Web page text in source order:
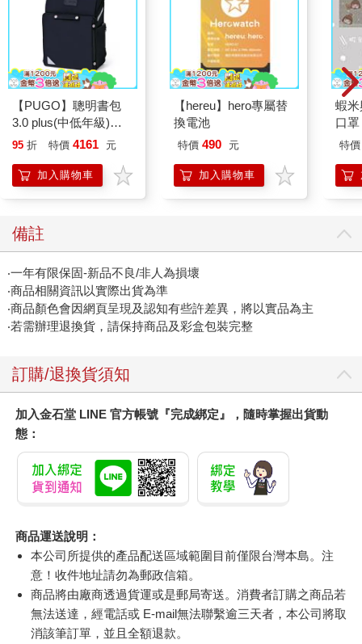
【PUGO】聰明書包
3.0 plus(中低年級)酷
黑 全新進化玩美上市
95 折 特價 4161 元
加入購物車
【hereu】hero專屬替
換電池
特價 490 元
加入購物車
蝦
口
特價
備註
‧一年有限保固-新品不良/非人為損壞
‧商品相關資訊以實際出貨為準
‧商品顏色會因網頁呈現及認知有些許差異，將以實品為主
‧若需辦理退換貨，請保持商品及彩盒包裝完整
訂購/退換貨須知
加入金石堂 LINE 官方帳號『完成綁定』，隨時掌握出貨動
態：
商品運送說明：
本公司所提供的產品配送區域範圍目前僅限台灣本島。注
意！收件地址請勿為郵政信箱。
商品將由廠商透過貨運或是郵局寄送。消費者訂購之商品若
無法送達，經電話或 E-mail無法聯繫逾三天者，本公司將取
消該筆訂單，並且全額退款。